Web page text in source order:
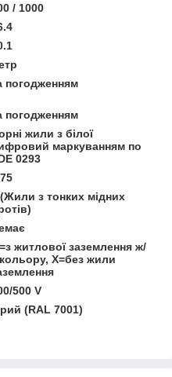
/ 1000
погодженням
погодженням
жили з білої
маркуванням по
0293
з тонких мідних
житлової заземлення ж/
Х=без жили
500 V
(RAL 7001)